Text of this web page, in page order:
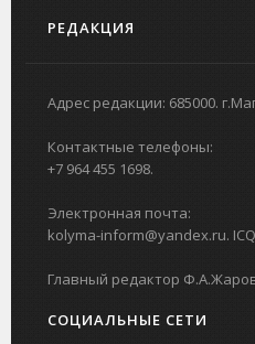
РЕДАКЦИЯ
Адрес редакции: 685000.
Контактные телефоны:
+7 964 455 1698.
Электронная почта:
kolyma-inform@yandex.ru.
Главный редактор
СОЦИАЛЬНЫЕ СЕТИ